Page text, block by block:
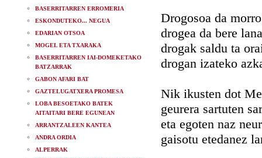
BASERRITARREN ERROMERIA
ESKONDUTEKO... NEGUA
EDARIAN OTSOA
MOGEL ETA TXARAKA
BASERRITARREN IAI-DOMEKETAKO
BATZARRAK
GABON AFARI BAT
GAZTELUGATXERA PROMESA
LOBA BESOETAKO BATEK
AITAITARI BERE EGUNEAN
ARRANTZALEEN KANTEA
ANDRA ORDIA
ALPERRAK
Drogosoa da
drogea da bere
drogak saldu ta
drogan izateko
Nik ikusten dot
geurera sartuten
eta egoten naz
gaisotu etedanez